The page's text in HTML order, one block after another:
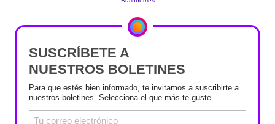
SUSCRÍBETE A
NUESTROS BOLETINES
Para que estés bien informado, te invitamos a suscribirte a
nuestros boletines. Selecciona el que más te guste.